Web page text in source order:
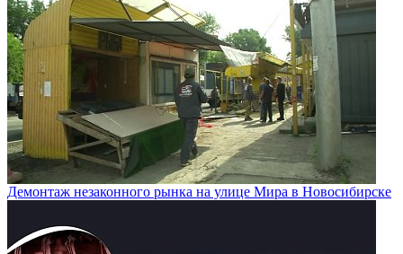
Демонтаж незаконного рынка на улице Мира в Новосибирске